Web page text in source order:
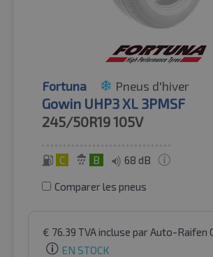
Fortuna Pneus d'hiver
Gowin UHP3 XL 3PMSF
245/50R19105V
C B 68 dB
Comparer les pneus
€ 76.39 TVA incluse par Auto-Raifen
EN STOCK